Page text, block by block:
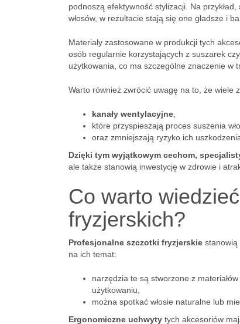
podnoszą efektywność stylizacji. Na przykład,
włosów, w rezultacie stają się one gładsze i
Materiały zastosowane w produkcji tych
osób regularnie korzystających z suszarek
użytkowania, co ma szczególne znaczenie w
Warto również zwrócić uwagę na to, że wiele
kanały wentylacyjne
które przyspieszają proces suszenia
oraz zmniejszają ryzyko ich
Dzięki tym wyjątkowym cechom,
ale także stanowią inwestycję w zdrowie i
Co warto
fryzjerskich?
Profesjonalne szczotki fryzjerskie stanowią
na ich temat:
narzędzia te są stworzone z
użytkowaniu,
można spotkać włosie naturalne lub
Ergonomiczne uchwyty tych akcesoriów